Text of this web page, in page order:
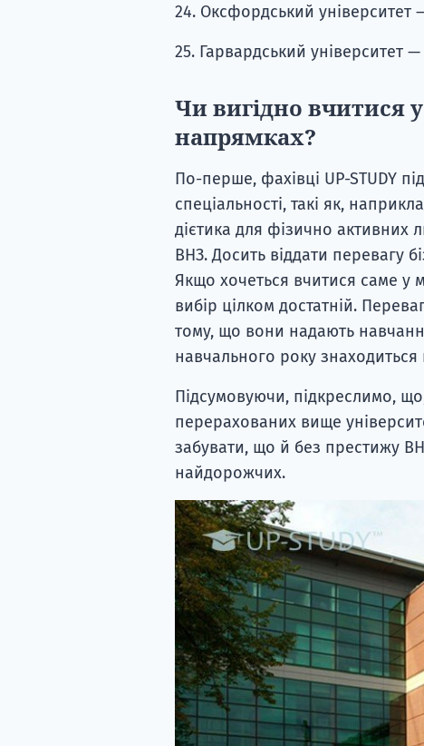
24. Оксфордський університет
25. Гарвардський університет —
Чи вигідно вчитися
напрямках?
По-перше, фахівці UP-STUDY
спеціальності, такі як,
дієтика для фізично
ВНЗ. Досить віддати перевагу
Якщо хочеться вчитися саме у
вибір цілком достатній.
тому, що вони надають
навчального року
Підсумовуючи, підкреслимо,
перерахованих вище
забувати, що й без престижу
найдорожчих.